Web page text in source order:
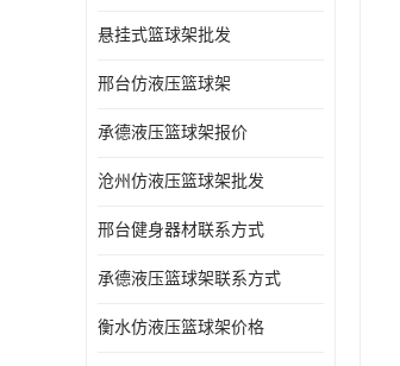
悬挂式篮球架批发
邢台仿液压篮球架
承德液压篮球架报价
沧州仿液压篮球架批发
邢台健身器材联系方式
承德液压篮球架联系方式
衡水仿液压篮球架价格